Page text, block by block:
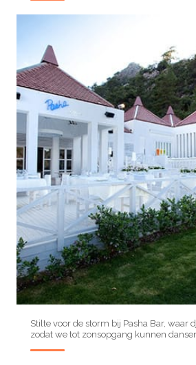
Stilte voor de storm bij Pasha Bar, waar
zodat we tot zonsopgang kunnen